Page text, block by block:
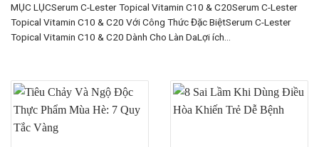
MỤC LỤCSerum C-Lester Topical Vitamin C10 & C20Serum C-Lester
Topical Vitamin C10 & C20 Với Công Thức Đặc BiệtSerum C-Lester
Topical Vitamin C10 & C20 Dành Cho Làn DaLợi ích...